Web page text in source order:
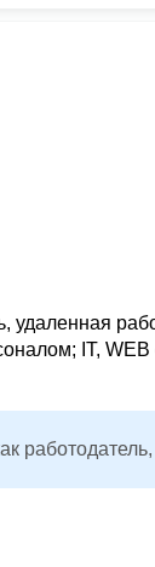
удаленная
; IT,